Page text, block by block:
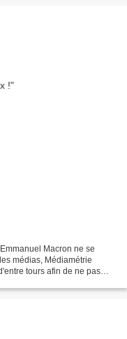
Macron ne se
médias, Médiamétrie
tours afin de ne pas